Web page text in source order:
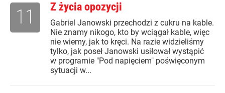
Z życia opozycji
Gabriel Janowski przechodzi z cukru na kable.
Nie znamy nikogo, kto by wciągał kable, więc
nie wiemy, jak to kręci. Na razie widzieliśmy
tylko, jak poseł Janowski usiłował wystąpić
w programie "Pod napięciem" poświęconym
sytuacji w...
11